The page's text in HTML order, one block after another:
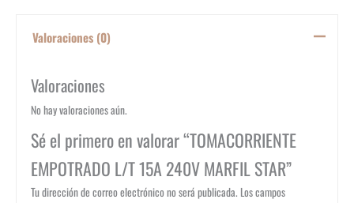
Valoraciones (0)
Valoraciones
No hay valoraciones aún.
Sé el primero en valorar “TOMACORRIENTE
EMPOTRADO L/T 15A 240V MARFIL STAR”
Tu dirección de correo electrónico no será publicada. Los campos